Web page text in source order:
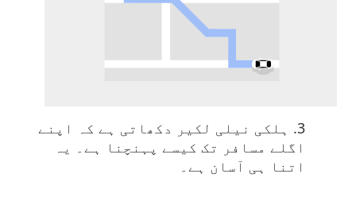
3. ہلکی نیلی لکیر دکھاتی ہے کہ اپنے
اگلے مسافر تک کیسے پہنچنا ہے۔ یہ
اتنا ہی آسان ہے۔